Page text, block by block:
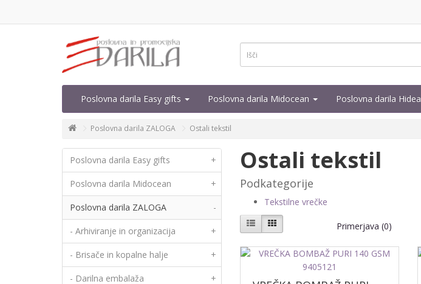
Poslovna darila Easy gifts Poslovna darila Midocean Poslovna darila Hidea
Poslovna darila ZALOGA Ostali tekstil
Poslovna darila Easy gifts +
Poslovna darila Midocean +
Poslovna darila ZALOGA -
- Arhiviranje in organizacija +
- Brisače in kopalne halje +
- Darilna embalaža +
Ostali tekstil
Podkategorije
Tekstilne vrečke
Primerjava (0)